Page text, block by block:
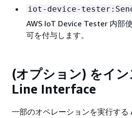
iot-device-
AWS IoT Device Tester 内部
可を付与します。
(オプション) をイ
Line Interface
一部のオペレーションを実行する